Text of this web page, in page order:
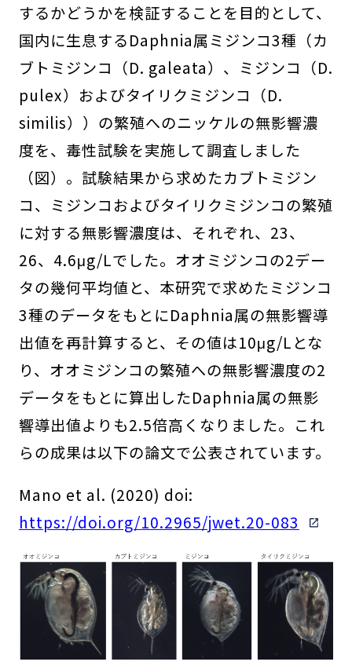
するかどうかを検証することを目的として、
国内に生息するDaphnia属ミジンコ3種（カ
ブトミジンコ（D. galeata）、ミジンコ（D.
pulex）およびタイリクミジンコ（D.
similis））の繁殖へのニッケルの無影響濃
度を、毒性試験を実施して調査しました
（図）。試験結果から求めたカブトミジン
コ、ミジンコおよびタイリクミジンコの繁殖
に対する無影響濃度は、それぞれ、23、
26、4.6μg/Lでした。オオミジンコの2デー
タの幾何平均値と、本研究で求めたミジンコ
3種のデータをもとにDaphnia属の無影響導
出値を再計算すると、その値は10μg/Lとな
り、オオミジンコの繁殖への無影響濃度の2
データをもとに算出したDaphnia属の無影
響導出値よりも2.5倍高くなりました。これ
らの成果は以下の論文で公表されています。
Mano et al. (2020) doi:
https://doi.org/10.2965/jwet.20-083